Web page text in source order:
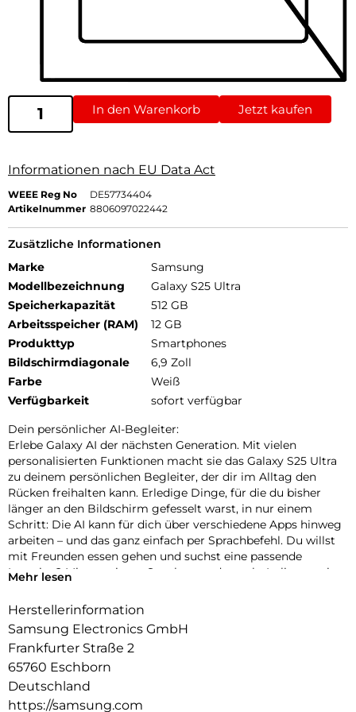
In den Warenkorb Jetzt kaufen
Informationen nach EU Data Act
WEEE Reg No
DE57734404
Artikelnummer 8806097022442
Zusätzliche Informationen
Marke
Samsung
Modellbezeichnung
Galaxy S25 Ultra
Speicherkapazität
512 GB
Arbeitsspeicher (RAM)
12 GB
Produkttyp
Smartphones
Bildschirmdiagonale
6,9 Zoll
Farbe
Weiß
Verfügbarkeit
sofort verfügbar
Dein persönlicher AI-Begleiter:
Erlebe Galaxy AI der nächsten Generation. Mit vielen
personalisierten Funktionen macht sie das Galaxy S25 Ultra
zu deinem persönlichen Begleiter, der dir im Alltag den
Rücken freihalten kann. Erledige Dinge, für die du bisher
länger an den Bildschirm gefesselt warst, in nur einem
Schritt: Die AI kann für dich über verschiedene Apps hinweg
arbeiten – und das ganz einfach per Sprachbefehl. Du willst
mit Freunden essen gehen und suchst eine passende
Location? Mit nur einem Satz kannst du nach „Italiener mit
und die Zusammenfassung direkt in euren Gruppenchat
Auch darum kann sich jetzt dein Galaxy S25 Ultra kümmern.
In Form von automatischen Now Briefs versorgt es dich mit
Tipps und Updates rund um deine Routinen. Auf deiner
täglichen Strecke zum Büro ist heute viel Verkehr? Schon
erhältst du die Mitteilung, dass du 10 Minuten früher
Mehr lesen
Herstellerinformation
Samsung Electronics GmbH
Frankfurter Straße 2
65760 Eschborn
Deutschland
https://samsung.com